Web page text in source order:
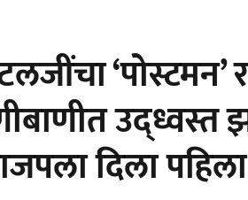
‘पोस्टमन’
उद्ध्वस्त
दिला पहिला